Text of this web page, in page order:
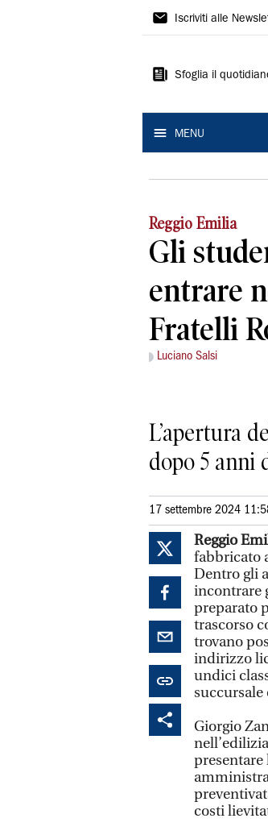
Gazzetta
Reggio
Iscriviti alle
Sfoglia il
MENU
Reggio Emilia
Gli
entrare
Fratelli
Luciano Salsi
L’apertura
dopo 5 anni
17 settembre 2024
Reggio
fabbricato
Dentro gli
incontrare
preparato
trascorso
trovano
indirizzo
undici
succursale
Giorgio
presentare
costi